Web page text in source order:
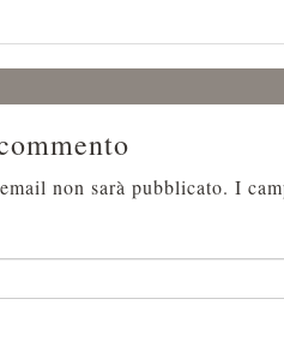
non sarà pubblicato. I